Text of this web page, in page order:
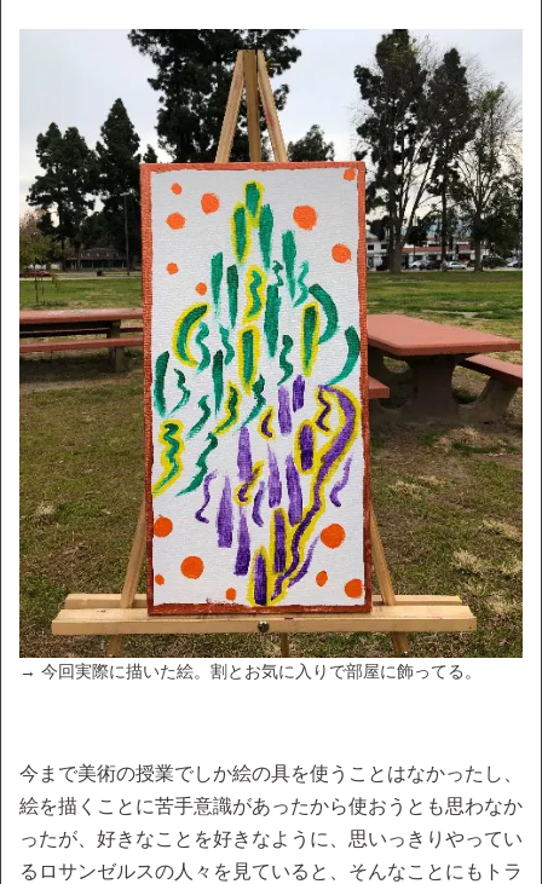
→ 今回実際に描いた絵。割とお気に入りで部屋に飾ってる。
今まで美術の授業でしか絵の具を使うことはなかったし、
絵を描くことに苦手意識があったから使おうとも思わなか
ったが、好きなことを好きなように、思いっきりやってい
るロサンゼルスの人々を見ていると、そんなことにもトラ